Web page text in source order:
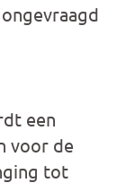
een
voor de
tot